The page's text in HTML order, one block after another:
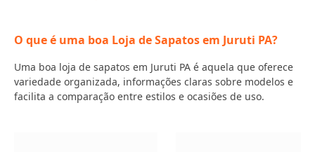
O que é uma boa Loja de Sapatos em Juruti PA?
Uma boa loja de sapatos em Juruti PA é aquela que oferece
variedade organizada, informações claras sobre modelos e
facilita a comparação entre estilos e ocasiões de uso.